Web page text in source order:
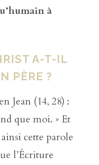
à
A-T-IL
PÈRE ?
Jean (14, 28) :
que moi. » Et
cette parole
l’Écriture